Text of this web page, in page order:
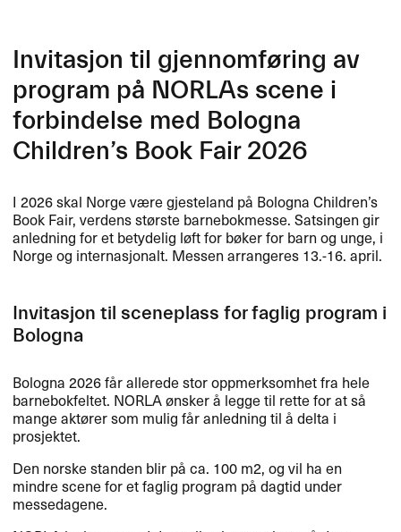
Invitasjon til gjennomføring av
program på NORLAs scene i
forbindelse med Bologna
Children’s Book Fair 2026
I 2026 skal Norge være gjesteland på Bologna Children’s
Book Fair, verdens største barnebokmesse. Satsingen gir
anledning for et betydelig løft for bøker for barn og unge, i
Norge og internasjonalt. Messen arrangeres 13.-16. april.
Invitasjon til sceneplass for faglig program i
Bologna
Bologna 2026 får allerede stor oppmerksomhet fra hele
barnebokfeltet. NORLAønsker å legge til rette for at så
mange aktører som mulig får anledning til å delta i
prosjektet.
Den norske standen blir på ca. 100 m2, og vil ha en
mindre scene for et faglig program på dagtid under
messedagene.